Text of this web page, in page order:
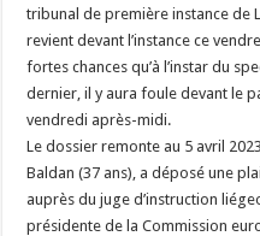
tribunal de première instance de
revient devant l’instance ce
fortes chances qu’à l’instar du
dernier, il y aura foule devant le
vendredi après-midi.
Le dossier remonte au 5 avril
Baldan (37 ans), a déposé une
auprès du juge d’instruction
présidente de la Commission